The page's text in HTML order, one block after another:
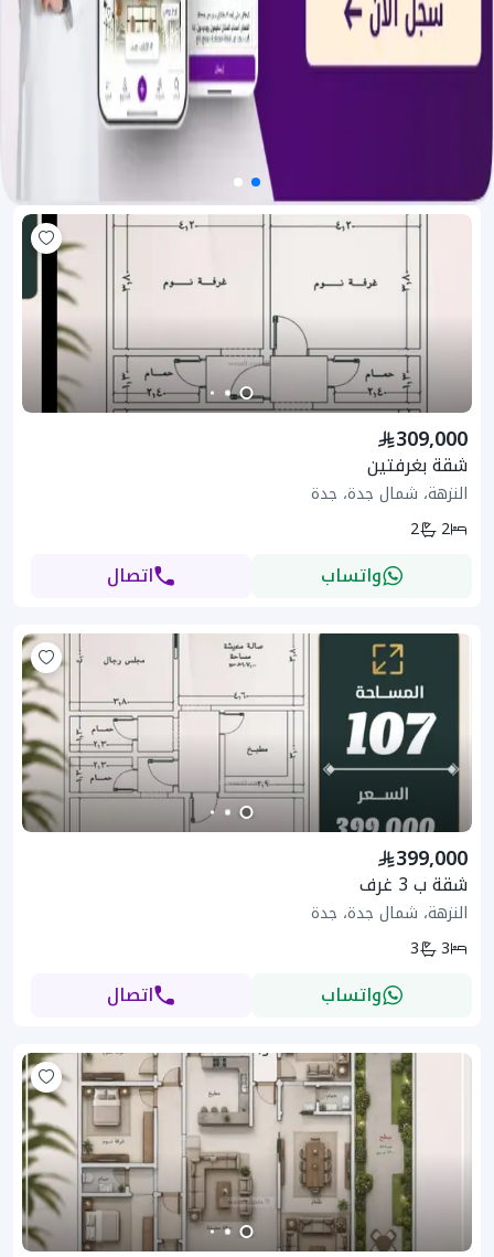
309,000
شقة بغرفتين
النزهة، شمال جدة، جدة
2
2
واتساب اتصال
399,000
شقة ب 3 غرف
النزهة، شمال جدة، جدة
3
3
واتساب اتصال